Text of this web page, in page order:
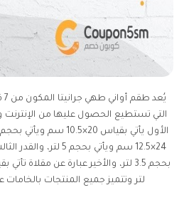
التي تستطيع الحصول عليها من الإنترنت
لتر وتتميز جميع المنتجات بالخامات